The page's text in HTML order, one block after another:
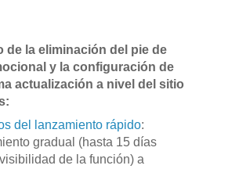
de la eliminación del pie de
y la configuración de
actualización a nivel del sitio
del lanzamiento rápido:
gradual (hasta 15 días
de la función) a